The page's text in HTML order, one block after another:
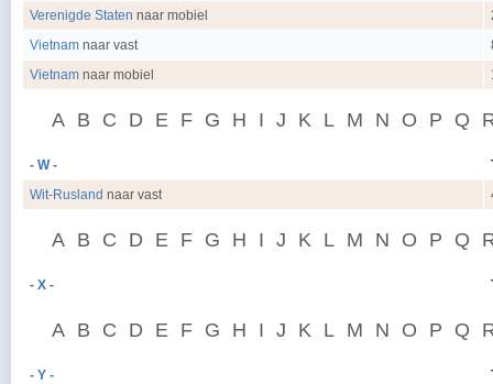
Verenigde Staten naar mobiel
Vietnam naar vast
Vietnam naar mobiel
A B C D E F G H I J K L M N O P Q
- W -
Wit-Rusland naar vast
A B C D E F G H I J K L M N O P Q
- X -
A B C D E F G H I J K L M N O P Q
- Y -